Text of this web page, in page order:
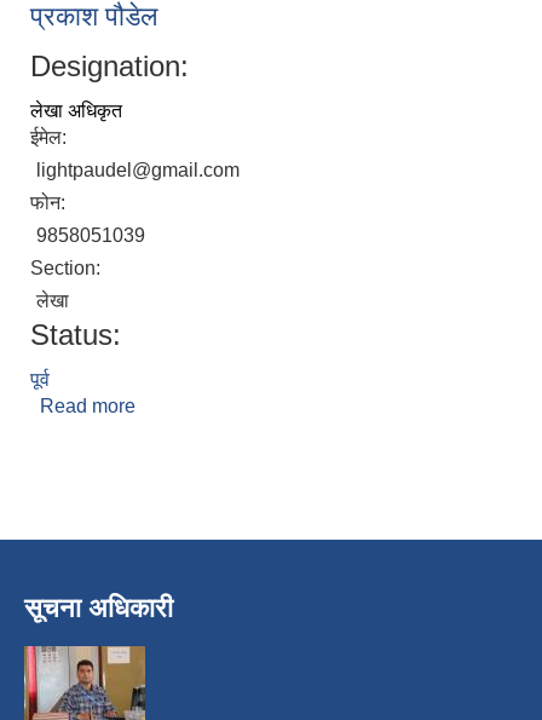
प्रकाश पौडेल
Designation:
लेखा अधिकृत
ईमेल:
lightpaudel@gmail.com
फोन:
9858051039
Section:
लेखा
Status:
पूर्व
Read more
सूचना अधिकारी